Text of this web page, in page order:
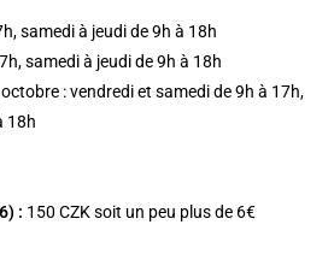
samedi à jeudi de 9h à 18h
samedi à jeudi de 9h à 18h
: vendredi et samedi de 9h à 17h,
18h
: 150 CZK soit un peu plus de 6€